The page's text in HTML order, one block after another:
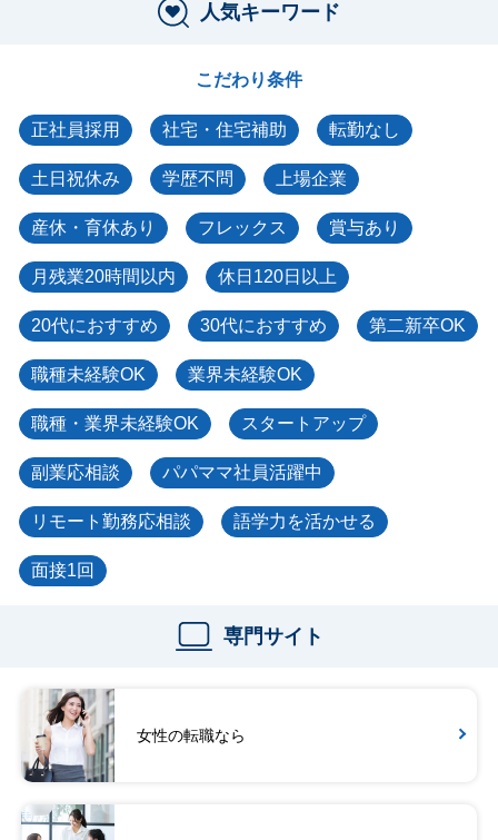
人気キーワード
こだわり条件
正社員採用 社宅・住宅補助 転勤なし
土日祝休み 学歴不問 上場企業
産休・育休あり フレックス 賞与あり
月残業20時間以内 休日120日以上
20代におすすめ 30代におすすめ 第二新卒OK
職種未経験OK 業界未経験OK
職種・業界未経験OK スタートアップ
副業応相談 パパママ社員活躍中
リモート勤務応相談 語学力を活かせる
面接1回
専門サイト
女性の転職なら